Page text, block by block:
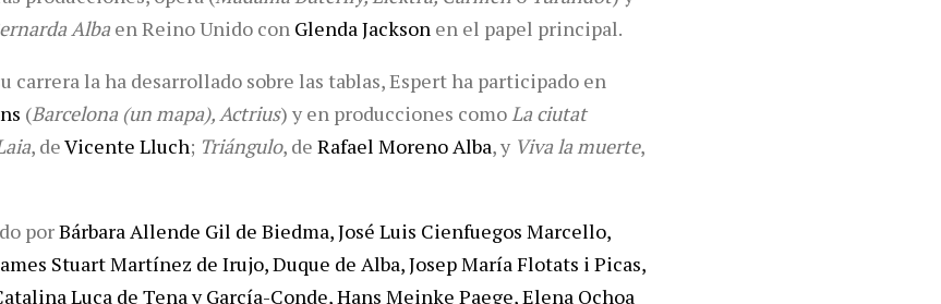
Albaen Reino Unido con Glenda Jackson en el papel principal.
carrera la ha desarrollado sobre las tablas, Espert ha participado en
(Barcelona (un mapa), Actrius) y en producciones comoLa ciutat
, deVicente Lluch; Triángulo, de Rafael Moreno Alba, y Viva la muerte,
porBárbara Allende Gil de Biedma, José Luis Cienfuegos Marcello,
Stuart Martínez de Irujo, Duque de Alba, Josep María Flotats i Picas,
Luca de Tena y García-Conde, Hans Meinke Paege, Elena Ochoa